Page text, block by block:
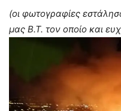
(οι φωτογραφίες
μας Β.Τ. τον οποίο και